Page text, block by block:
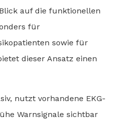
auf die funktionellen
für
sowie für
dieser Ansatz einen
nutzt vorhandene EKG-
Warnsignale sichtbar